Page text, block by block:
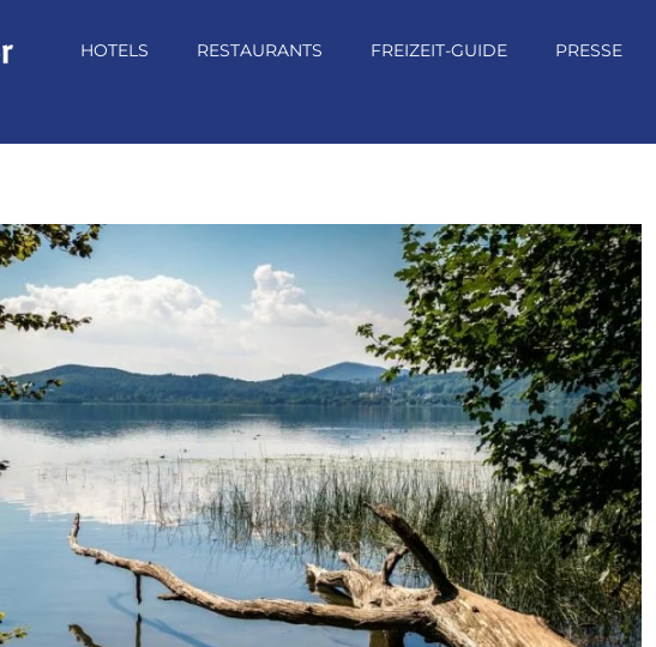
HOTELS RESTAURANTS FREIZEIT-GUIDE PRESSE